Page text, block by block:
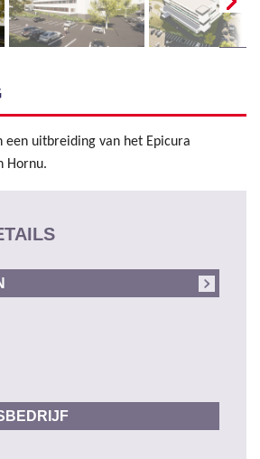
een uitbreiding van het Epicura
Hornu.